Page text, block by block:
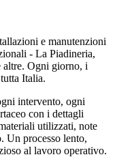
e manutenzioni
- La Piadineria,
altre. Ogni giorno, i
Italia.
intervento, ogni
con i dettagli
utilizzati, note
Un processo lento,
al lavoro operativo.